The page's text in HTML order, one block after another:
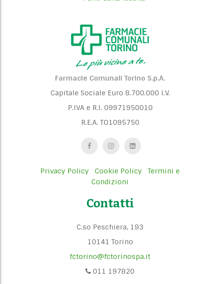
Farmacie Comunali Torino S.p.A.
Capitale Sociale Euro 8.700.000 I.V.
P.IVA e R.I. 09971950010
R.E.A. TO1095750
Privacy Policy Cookie Policy
Termini e
Condizioni
Contatti
C.so Peschiera, 193
10141 Torino
fctorino@fctorinospa.it
011 197820